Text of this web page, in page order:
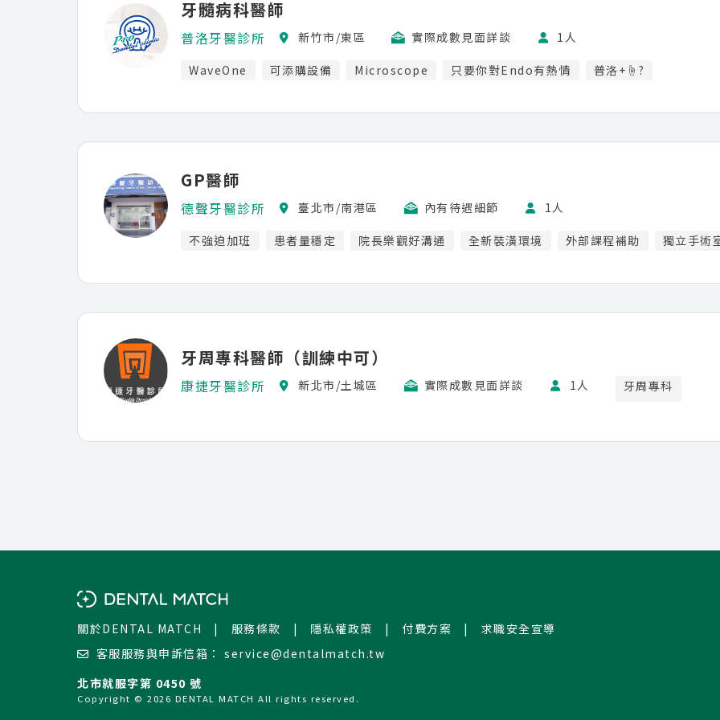
牙髓病科醫師
普洛牙醫診所 新竹市/東區 實際成數見面詳談 1人
WaveOne 可添購設備 Microscope 只要你對Endo有熱情 普洛+☝?
GP醫師
德聲牙醫診所 臺北市/南港區 內有待遇細節 1人
不強迫加班 患者量穩定 院長樂觀好溝通 全新裝潢環境 外部課程補助 獨立手術
牙周專科醫師（訓練中可）
康捷牙醫診所 新北市/土城區 實際成數見面詳談 1人 牙周專科
關於DENTAL MATCH | 服務條款 | 隱私權政策 | 付費方案 |
求職安全宣導
客服服務與申訴信箱： service@dentalmatch.tw
北市就服字第 0450 號
Copyright © 2026 DENTAL MATCH All rights reserved.